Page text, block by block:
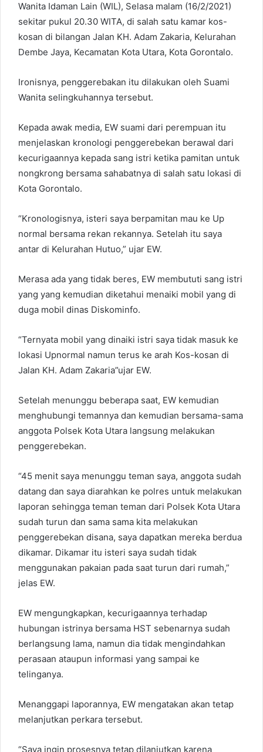
Wanita Idaman Lain (WIL), Selasa malam (16/2/2021)
sekitar pukul 20.30 WITA, di salah satu kamar kos-
kosan di bilangan Jalan KH. Adam Zakaria, Kelurahan
Dembe Jaya, Kecamatan Kota Utara, Kota Gorontalo.
Ironisnya, penggerebakan itu dilakukan oleh Suami
Wanita selingkuhannya tersebut.
Kepada awak media, EW suami dari perempuan itu
menjelaskan kronologi penggerebekan berawal dari
kecurigaannya kepada sang istri ketika pamitan untuk
nongkrong bersama sahabatnya di salah satu lokasi di
Kota Gorontalo.
“Kronologisnya, isteri saya berpamitan mau ke Up
normal bersama rekan rekannya. Setelah itu saya
antar di Kelurahan Hutuo,” ujar EW.
Merasa ada yang tidak beres, EW membututi sang istri
yang yang kemudian diketahui menaiki mobil yang di
duga mobil dinas Diskominfo.
“Ternyata mobil yang dinaiki istri saya tidak masuk ke
lokasi Upnormal namun terus ke arah Kos-kosan di
Jalan KH. Adam Zakaria”ujar EW.
Setelah menunggu beberapa saat, EW kemudian
menghubungi temannya dan kemudian bersama-sama
anggota Polsek Kota Utara langsung melakukan
penggerebekan.
“45 menit saya menunggu teman saya, anggota sudah
datang dan saya diarahkan ke polres untuk melakukan
laporan sehingga teman teman dari Polsek Kota Utara
sudah turun dan sama sama kita melakukan
penggerebekan disana, saya dapatkan mereka berdua
dikamar. Dikamar itu isteri saya sudah tidak
menggunakan pakaian pada saat turun dari rumah,”
jelas EW.
EW mengungkapkan, kecurigaannya terhadap
hubungan istrinya bersama HST sebenarnya sudah
berlangsung lama, namun dia tidak mengindahkan
perasaan ataupun informasi yang sampai ke
telinganya.
Menanggapi laporannya, EW mengatakan akan tetap
melanjutkan perkara tersebut.
“Saya ingin prosesnya tetap dilanjutkan karena